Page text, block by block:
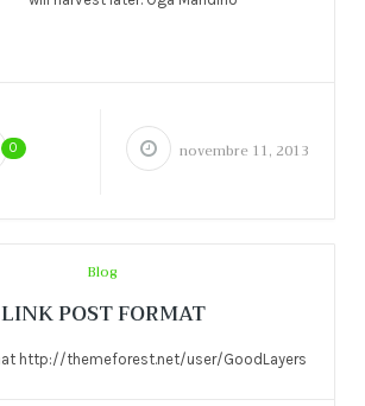
0 novembre 11, 2013
Blog
LINK POST FORMAT
http://themeforest.net/user/GoodLayers